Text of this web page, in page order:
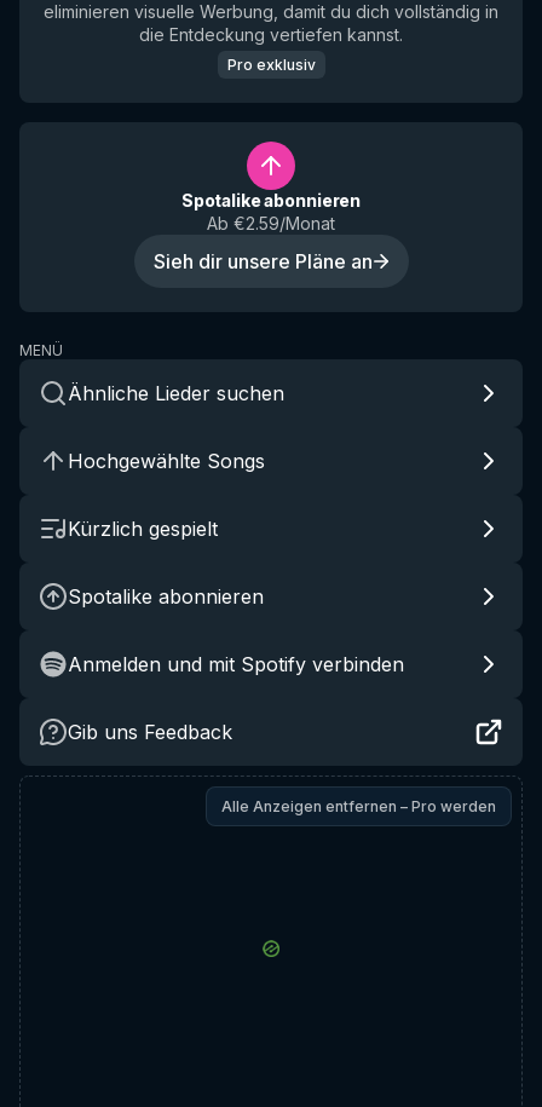
eliminieren visuelle Werbung, damit du dich vollständig in
die Entdeckung vertiefen kannst.
Pro exklusiv
Spotalike abonnieren
Ab €2.59/Monat
Sieh dir unsere Pläne an
MENÜ
Ähnliche Lieder suchen
Hochgewählte Songs
Kürzlich gespielt
Spotalike abonnieren
Anmelden und mit Spotify verbinden
Gib uns Feedback
Alle Anzeigen entfernen – Pro werden